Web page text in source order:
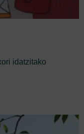
idatzitako